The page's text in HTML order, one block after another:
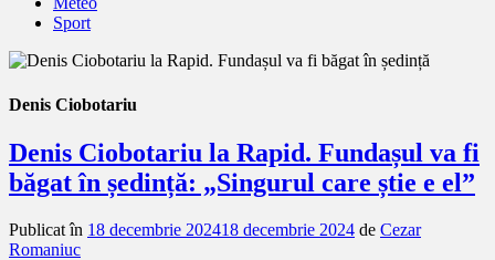
Sport
Denis Ciobotariu
Denis Ciobotariu la Rapid. Fundașul va fi
băgat în ședință: „Singurul care știe e el”
Publicat în 18 decembrie 202418 decembrie 2024 de Cezar
Romaniuc